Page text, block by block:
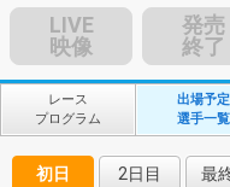
LIVE
映像
発売
終了
レース
プログラム
出場予定
選手一覧
初日 2日目 最